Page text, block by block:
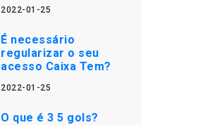
2022-01-25
É necessário
regularizar o seu
acesso Caixa Tem?
2022-01-25
O que é 3 5 gols?